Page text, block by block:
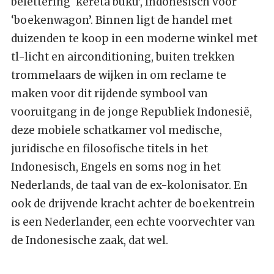
‘boekenwagon’. Binnen ligt de handel met
duizenden te koop in een moderne winkel met
tl-licht en airconditioning, buiten trekken
trommelaars de wijken in om reclame te
maken voor dit rijdende symbool van
vooruitgang in de jonge Republiek Indonesië,
deze mobiele schatkamer vol medische,
juridische en filosofische titels in het
Indonesisch, Engels en soms nog in het
Nederlands, de taal van de ex-kolonisator. En
ook de drijvende kracht achter de boekentrein
is een Nederlander, een echte voorvechter van
de Indonesische zaak, dat wel.